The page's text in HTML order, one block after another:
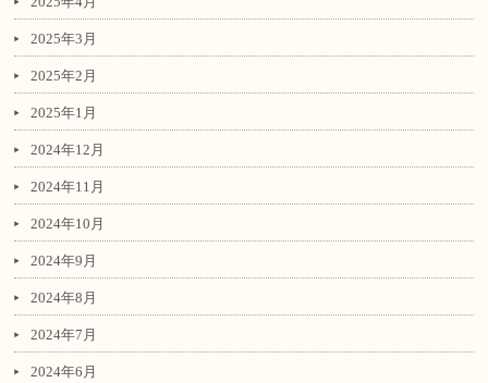
2025年3月
2025年2月
2025年1月
2024年12月
2024年11月
2024年10月
2024年9月
2024年8月
2024年7月
2024年6月